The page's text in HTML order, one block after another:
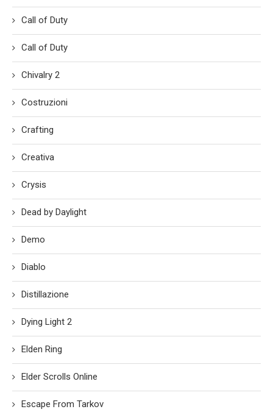
Call of Duty
Call of Duty
Chivalry 2
Costruzioni
Crafting
Creativa
Crysis
Dead by Daylight
Demo
Diablo
Distillazione
Dying Light 2
Elden Ring
Elder Scrolls Online
Escape From Tarkov